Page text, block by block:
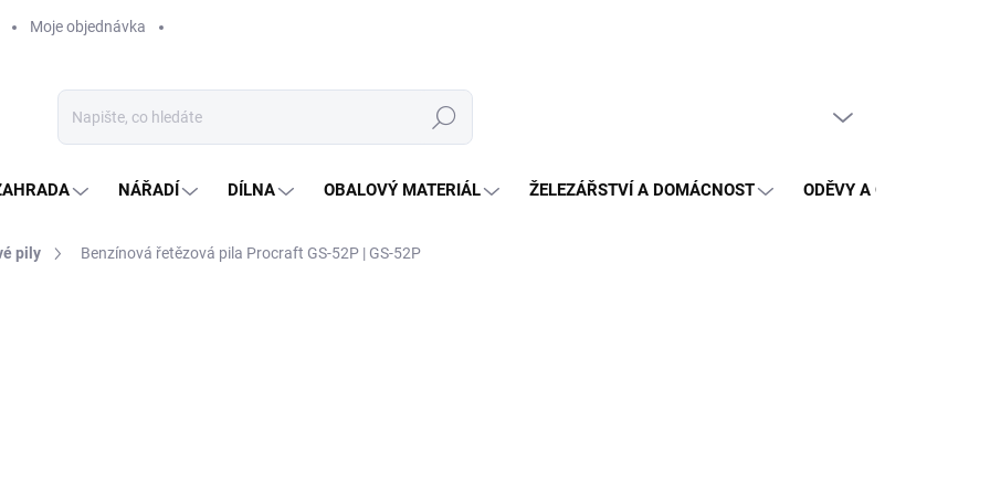
Moje objednávka
Hledat
NÁŘADÍ DÍLNA OBALOVÝ MATERIÁL ŽELEZÁŘSTVÍ A DOMÁCNOST ODĚVY A OCHRANA
pily Benzínová řetězová pila Procraft GS-52P | GS-52P